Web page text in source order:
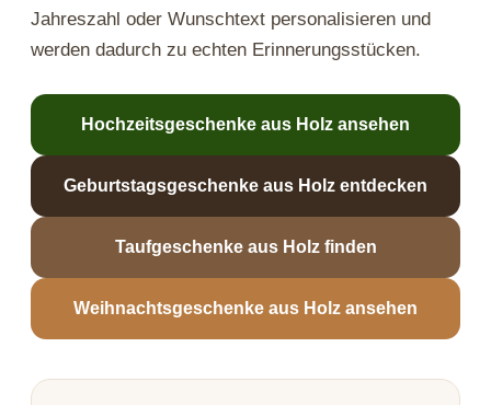
Jahreszahl oder Wunschtext personalisieren und
werden dadurch zu echten Erinnerungsstücken.
Hochzeitsgeschenke aus Holz ansehen
Geburtstagsgeschenke aus Holz entdecken
Taufgeschenke aus Holz finden
Weihnachtsgeschenke aus Holz ansehen